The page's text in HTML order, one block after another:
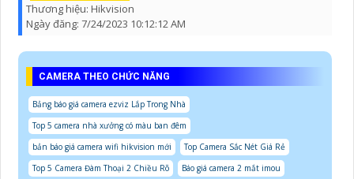
Thương hiệu: Hikvision
Ngày đăng: 7/24/2023 10:12:12 AM
CAMERA THEO CHỨC NĂNG
Bảng báo giá camera ezviz Lắp Trong Nhà
Top 5 camera nhà xưởng có màu ban đêm
bản báo giá camera wifi hikvision mới
Top Camera Sắc Nét Giá Rẻ
Top 5 Camera Đàm Thoại 2 Chiều Rõ
Báo giá camera 2 mắt imou